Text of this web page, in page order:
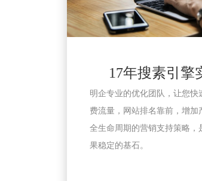
17年搜素引擎
明企专业的优化团队，让您快
费流量，网站排名靠前，增加
全生命周期的营销支持策略，
果稳定的基石。